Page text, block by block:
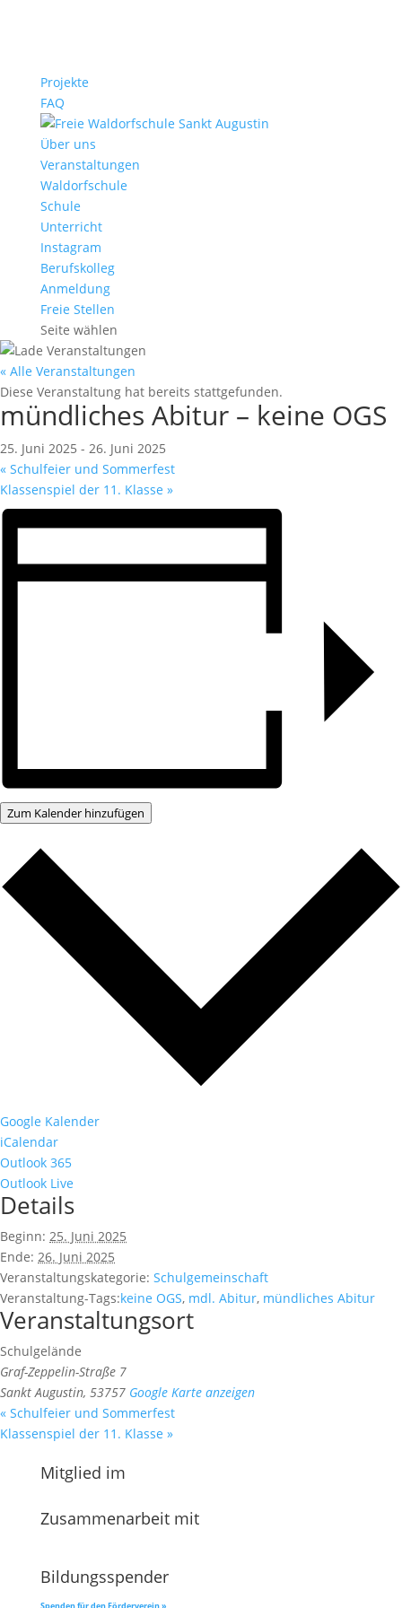
Projekte
FAQ
Über uns
Veranstaltungen
Waldorfschule
Schule
Unterricht
Instagram
Berufskolleg
Anmeldung
Freie Stellen
Seite wählen
« Alle Veranstaltungen
Diese Veranstaltung hat bereits stattgefunden.
mündliches Abitur – keine OGS
25. Juni 2025 - 26. Juni 2025
« Schulfeier und Sommerfest
Klassenspiel der 11. Klasse »
Zum Kalender hinzufügen
Google Kalender
iCalendar
Outlook 365
Outlook Live
Details
Beginn: 25. Juni 2025
Ende: 26. Juni 2025
Veranstaltungskategorie: Schulgemeinschaft
Veranstaltung-Tags:keine OGS, mdl. Abitur, mündliches Abitur
Veranstaltungsort
Schulgelände
Graf-Zeppelin-Straße 7
Sankt Augustin, 53757 Google Karte anzeigen
« Schulfeier und Sommerfest
Klassenspiel der 11. Klasse »
Mitglied im
Zusammenarbeit mit
Bildungsspender
Spenden für den Förderverein »